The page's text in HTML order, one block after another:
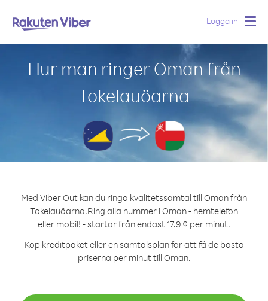
Logga in
Hur man ringer Oman från
Tokelauöarna
Med Viber Out kan du ringa kvalitetssamtal till Oman från
Tokelauöarna.Ring alla nummer i Oman - hemtelefon
eller mobil! - startar från endast 17.9 ¢ per minut.
Köp kreditpaket eller en samtalsplan för att få de bästa
priserna per minut till Oman.